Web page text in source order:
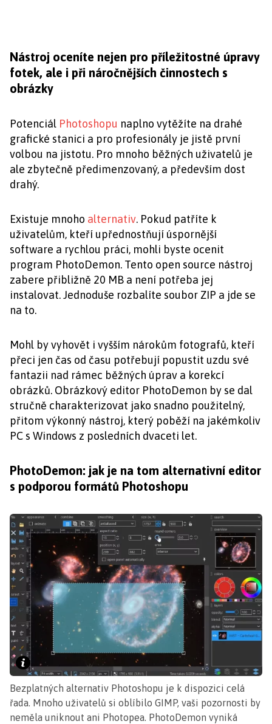
Nástroj oceníte nejen pro příležitostné úpravy
fotek, ale i při náročnějších činnostech s
obrázky
Potenciál Photoshopu naplno vytěžíte na drahé
grafické stanici a pro profesionály je jistě první
volbou na jistotu. Pro mnoho běžných uživatelů je
ale zbytečně předimenzovaný, a především dost
drahý.
Existuje mnoho alternativ. Pokud patříte k
uživatelům, kteří upřednostňují úspornější
software a rychlou práci, mohli byste ocenit
program PhotoDemon. Tento open source nástroj
zabere přibližně 20 MB a není potřeba jej
instalovat. Jednoduše rozbalíte soubor ZIP a jde se
na to.
Mohl by vyhovět i vyšším nárokům fotografů, kteří
přeci jen čas od času potřebují popustit uzdu své
fantazii nad rámec běžných úprav a korekcí
obrázků. Obrázkový editor PhotoDemon by se dal
stručně charakterizovat jako snadno použitelný,
přitom výkonný nástroj, který poběží na jakémkoliv
PC s Windows z posledních dvaceti let.
PhotoDemon: jak je na tom alternativní editor
s podporou formátů Photoshopu
Bezplatných alternativ Photoshopu je k dispozici celá
řada. Mnoho uživatelů si oblíbilo GIMP, vaši pozornosti by
neměla uniknout ani Photopea. PhotoDemon vyniká